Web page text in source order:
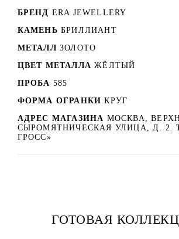
БРЕНД ERA JEWELLERY
КАМЕНЬ БРИЛЛИАНТ
МЕТАЛЛ ЗОЛОТО
ЦВЕТ МЕТАЛЛА ЖЁЛТЫЙ
ПРОБА 585
ФОРМА ОГРАНКИ КРУГ
АДРЕС МАГАЗИНА МОСКВА,
СЫРОМЯТНИЧЕСКАЯ УЛИЦА, Д. 2.
ГРОСС»
ГОТОВАЯ